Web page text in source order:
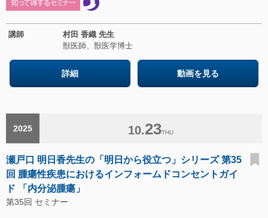
講師
村田 香織 先生
獣医師、獣医学博士
詳細 動画を見る
2025 10.23THU
瀬戸口 明日香先生の「明日から役立つ」シリーズ 第35
回 腫瘍性疾患におけるインフォームドコンセントガイ
ド 「内分泌腫瘍」
第35回 セミナー